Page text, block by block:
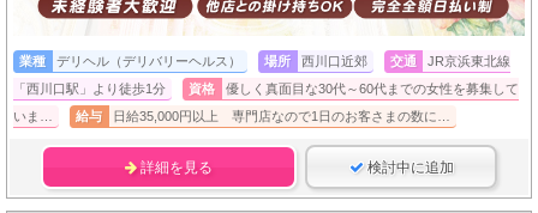
業種 デリヘル（デリバリーヘルス） 場所 西川口近郊 交通
JR京浜東北線
「西川口駅」より徒歩1分
資格
優しく真面目な30代～60代までの女性を募集して
いま…
給与 日給35,000円以上 専門店なので1日のお客さまの数に…
詳細を見る 検討中に追加